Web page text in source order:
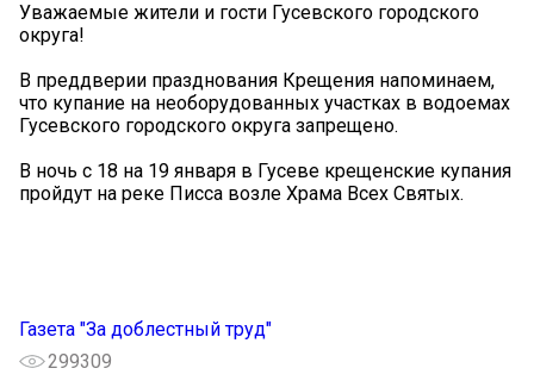
Уважаемые жители и гости Гусевского городского
округа!
В преддверии празднования Крещения напоминаем,
что купание на необорудованных участках в водоемах
Гусевского городского округа запрещено.
В ночь с 18 на 19 января в Гусеве крещенские купания
пройдут на реке Писса возле Храма Всех Святых.
Газета "За доблестный труд"
299309